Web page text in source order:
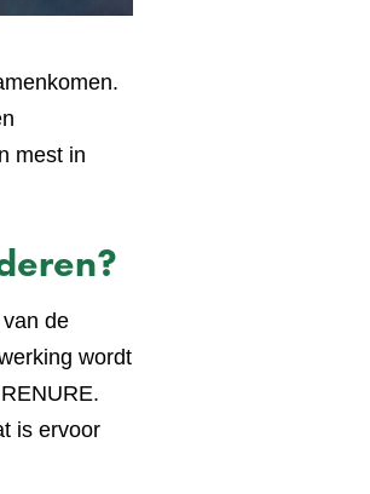
mest in
de
wordt
is ervoor